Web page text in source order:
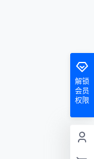
解锁
会员
权限